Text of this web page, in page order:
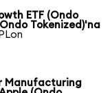
ETF (Ondo
Tokenized)'na
Manufacturing